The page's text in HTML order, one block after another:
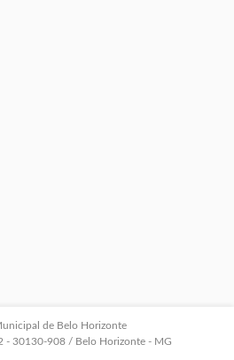
de Belo Horizonte
- 30130-908 / Belo Horizonte - MG